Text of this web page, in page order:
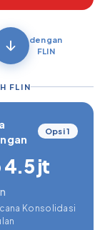
dengan
FLIN
FLIN
Opsi 1
4.5 jt
Konsolidasi